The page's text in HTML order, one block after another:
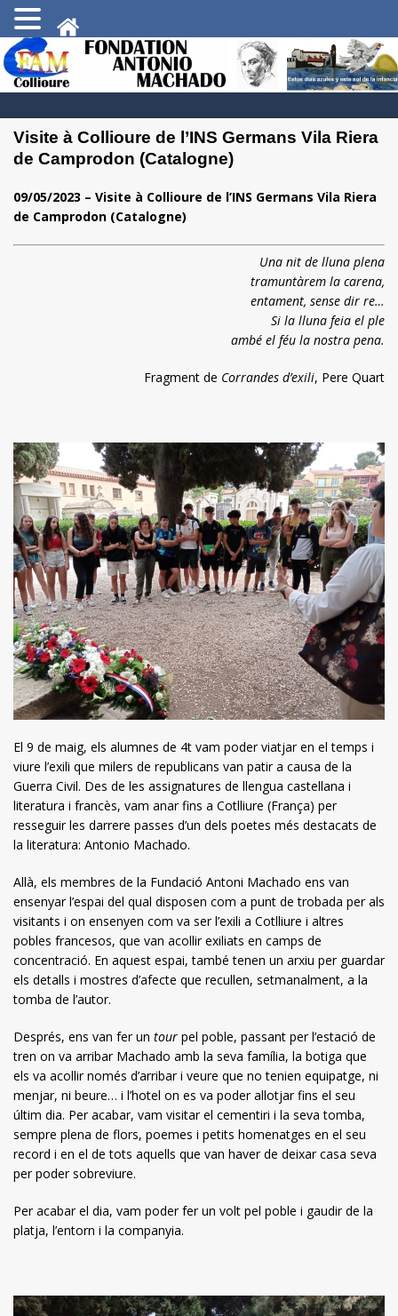
Visite à Collioure de l’INS Germans Vila Riera
de Camprodon (Catalogne)
09/05/2023 – Visite à Collioure de l’INS Germans Vila Riera
de Camprodon (Catalogne)
Una nit de lluna plena
tramuntàrem la carena,
entament, sense dir re…
Si la lluna feia el ple
ambé el féu la nostra pena.
Fragment de Corrandes d’exili, Pere Quart
El 9 de maig, els alumnes de 4t vam poder viatjar en el temps i
viure l’exili que milers de republicans van patir a causa de la
Guerra Civil. Des de les assignatures de llengua castellana i
literatura i francès, vam anar fins a Cotlliure (França) per
resseguir les darrere passes d’un dels poetes més destacats de
la literatura: Antonio Machado.
Allà, els membres de la Fundació Antoni Machado ens van
ensenyar l’espai del qual disposen com a punt de trobada per als
visitants i on ensenyen com va ser l’exili a Cotlliure i altres
pobles francesos, que van acollir exiliats en camps de
concentració. En aquest espai, també tenen un arxiu per guardar
els detalls i mostres d’afecte que recullen, setmanalment, a la
tomba de l’autor.
Després, ens van fer un tour pel poble, passant per l’estació de
tren on va arribar Machado amb la seva família, la botiga que
els va acollir només d’arribar i veure que no tenien equipatge, ni
menjar, ni beure… i l’hotel on es va poder allotjar fins el seu
últim dia. Per acabar, vam visitar el cementiri i la seva tomba,
sempre plena de flors, poemes i petits homenatges en el seu
record i en el de tots aquells que van haver de deixar casa seva
per poder sobreviure.
Per acabar el dia, vam poder fer un volt pel poble i gaudir de la
platja, l’entorn i la companyia.